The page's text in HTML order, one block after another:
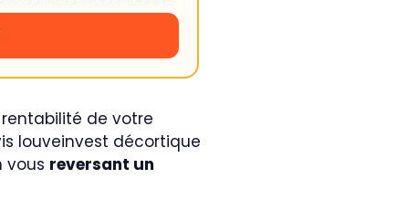
de votre
louveinvest décortique
vous reversant un